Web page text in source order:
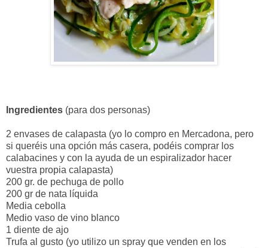
Ingredientes (para dos personas)
2 envases de calapasta (yo lo compro en Mercadona, pero
si queréis una opción más casera, podéis comprar los
calabacines y con la ayuda de un espiralizador hacer
vuestra propia calapasta)
200 gr. de pechuga de pollo
200 gr de nata líquida
Media cebolla
Medio vaso de vino blanco
1 diente de ajo
Trufa al gusto (yo utilizo un spray que venden en los